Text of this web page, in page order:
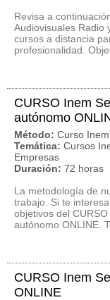
Revisa a
Audiovisuales Radio
cursos a distancia
profesionalidad.
CURSO Inem
autónomo
Método: Curso
Temática: Cursos
Empresas
Duración: 72 horas
La metodología de
trabajo. Si te
objetivos del
autónomo ONLINE.
CURSO Inem
ONLINE